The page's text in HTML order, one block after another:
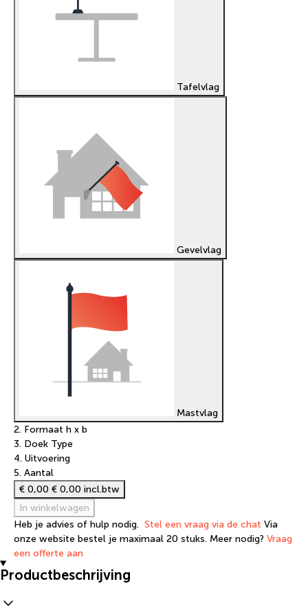
Tafelvlag
Gevelvlag
Mastvlag
2. Formaat h x b
3. Doek Type
4. Uitvoering
5. Aantal
€ 0,00 € 0,00 incl.btw
In winkelwagen
Heb je advies of hulp nodig. Stel een vraag via de chat Via
onze website bestel je maximaal 20 stuks. Meer nodig? Vraag
een offerte aan
Productbeschrijving